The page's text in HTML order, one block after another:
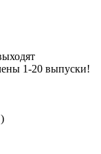
1-20 выпуски!
)